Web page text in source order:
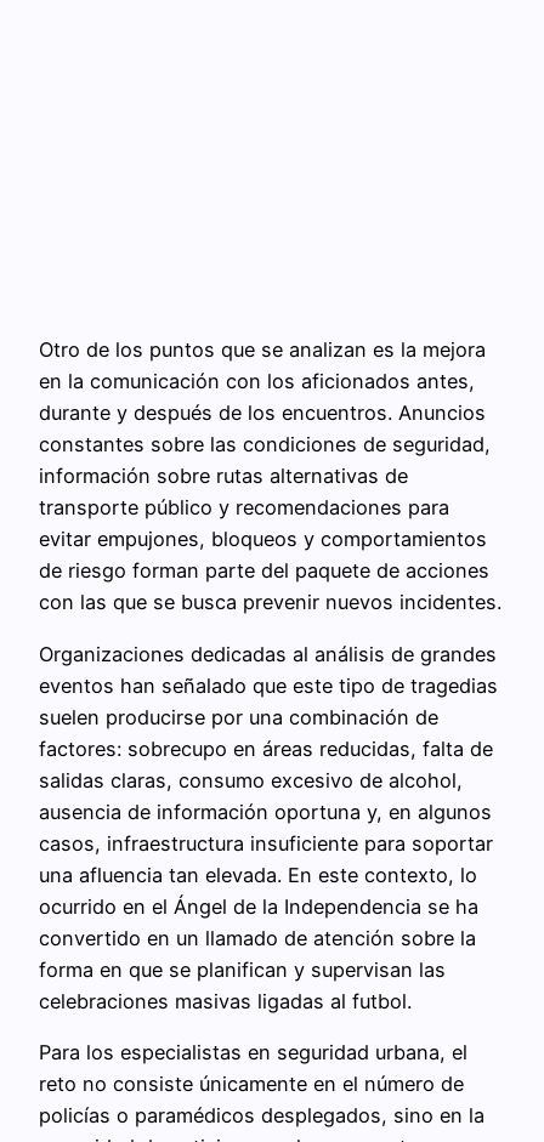
Otro de los puntos que se analizan es la mejora
en la comunicación con los aficionados antes,
durante y después de los encuentros. Anuncios
constantes sobre las condiciones de seguridad,
información sobre rutas alternativas de
transporte público y recomendaciones para
evitar empujones, bloqueos y comportamientos
de riesgo forman parte del paquete de acciones
con las que se busca prevenir nuevos incidentes.
Organizaciones dedicadas al análisis de grandes
eventos han señalado que este tipo de tragedias
suelen producirse por una combinación de
factores: sobrecupo en áreas reducidas, falta de
salidas claras, consumo excesivo de alcohol,
ausencia de información oportuna y, en algunos
casos, infraestructura insuficiente para soportar
una afluencia tan elevada. En este contexto, lo
ocurrido en el Ángel de la Independencia se ha
convertido en un llamado de atención sobre la
forma en que se planifican y supervisan las
celebraciones masivas ligadas al futbol.
Para los especialistas en seguridad urbana, el
reto no consiste únicamente en el número de
policías o paramédicos desplegados, sino en la